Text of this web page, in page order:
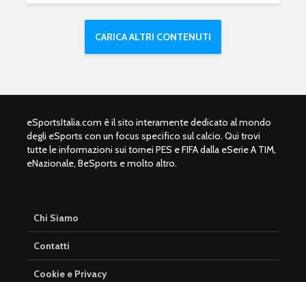
CARICA ALTRI CONTENUTI
eSportsItalia.com è il sito interamente dedicato al mondo
degli eSports con un focus specifico sul calcio. Qui trovi
tutte le informazioni sui tornei PES e FIFA dalla eSerie A TIM,
eNazionale, BeSports e molto altro.
Chi Siamo
Contatti
Cookie e Privacy